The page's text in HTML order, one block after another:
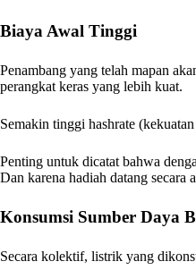
Biaya Awal Tinggi
Penambang yang telah mapan
perangkat keras yang lebih kuat.
Semakin tinggi hashrate
Penting untuk dicatat bahwa
Dan karena hadiah datang secara
Konsumsi Sumber Daya
Secara kolektif, listrik yang